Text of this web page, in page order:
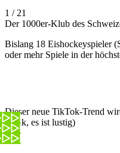
1 / 21
Der 1000er-Klub des
Bislang 18 Eishockeyspieler
oder mehr Spiele in der
Dieser neue TikTok-Trend
Panik, es ist lustig)